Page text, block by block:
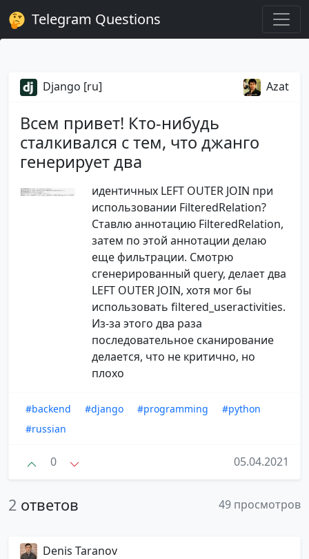
Telegram Questions
Django [ru] Azat
Всем привет! Кто-нибудь
сталкивался с тем, что джанго
генерирует два
идентичных LEFT OUTER JOIN при
использовании FilteredRelation?
Ставлю аннотацию FilteredRelation,
затем по этой аннотации делаю
еще фильтрации. Смотрю
сгенерированный query, делает два
LEFT OUTER JOIN, хотя мог бы
использовать filtered_useractivities.
Из-за этого два раза
последовательное сканирование
делается, что не критично, но
плохо
#backend #django #programming
#python
#russian
0 05.04.2021
2 ответов 49 просмотров
Denis Taranov